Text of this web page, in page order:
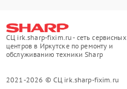
СЦ irk.sharp-fixim.ru - сеть сервисных
центров в Иркутске по ремонту и
обслуживанию техники Sharp
2021-2026 © СЦ irk.sharp-fixim.ru